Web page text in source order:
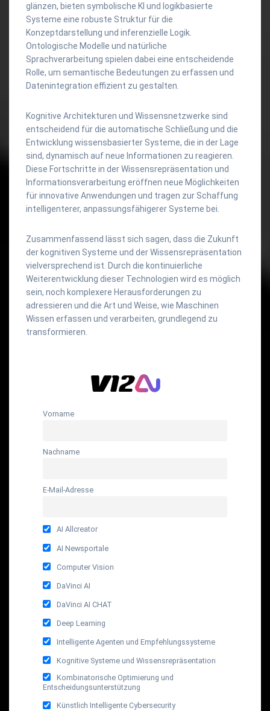
glänzen, bieten symbolische KI und logikbasierte
Systeme eine robuste Struktur für die
Konzeptdarstellung und inferenzielle Logik.
Ontologische Modelle und natürliche
Sprachverarbeitung spielen dabei eine entscheidende
Rolle, um semantische Bedeutungen zu erfassen und
Datenintegration effizient zu gestalten.
Kognitive Architekturen und Wissensnetzwerke sind
entscheidend für die automatische Schließung und die
Entwicklung wissensbasierter Systeme, die in der Lage
sind, dynamisch auf neue Informationen zu reagieren.
Diese Fortschritte in der Wissensrepräsentation und
Informationsverarbeitung eröffnen neue Möglichkeiten
für innovative Anwendungen und tragen zur Schaffung
intelligenterer, anpassungsfähigerer Systeme bei.
Zusammenfassend lässt sich sagen, dass die Zukunft
der kognitiven Systeme und der Wissensrepräsentation
vielversprechend ist. Durch die kontinuierliche
Weiterentwicklung dieser Technologien wird es möglich
sein, noch komplexere Herausforderungen zu
adressieren und die Art und Weise, wie Maschinen
Wissen erfassen und verarbeiten, grundlegend zu
transformieren.
Vorname
Nachname
E-Mail-Adresse
AI Allcreator
AI Newsportale
Computer Vision
DaVinci AI
DaVinci AI CHAT
Deep Learning
Intelligente Agenten und Empfehlungssysteme
Kognitive Systeme und Wissensrepräsentation
Kombinatorische Optimierung und
Entscheidungsunterstützung
Künstlich Intelligente Cybersecurity